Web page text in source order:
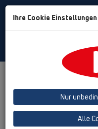
HL
Ihre Cookie Einstellungen
Nur
Alle